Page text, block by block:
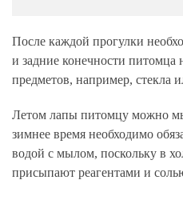
После каждой прогулки
и задние конечности
предметов, например, стекла
Летом лапы питомцу можно
зимнее время необходимо
водой с мылом, поскольку в
присыпают реагентами и